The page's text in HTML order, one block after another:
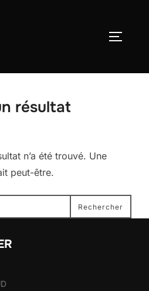
résultat
n’a été trouvé. Une
peut-être.
Rechercher